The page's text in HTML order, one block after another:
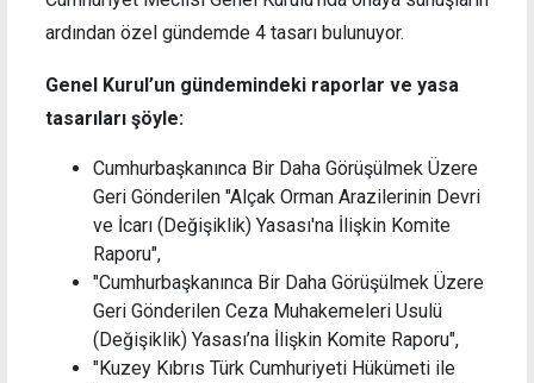
ardından özel gündemde 4 tasarı bulunuyor.
Genel Kurul’un gündemindeki raporlar ve yasa
tasarıları şöyle:
Cumhurbaşkanınca Bir Daha Görüşülmek Üzere
Geri Gönderilen "Alçak Orman Arazilerinin Devri
ve İcarı (Değişiklik) Yasası'na İlişkin Komite
Raporu",
"Cumhurbaşkanınca Bir Daha Görüşülmek Üzere
Geri Gönderilen Ceza Muhakemeleri Usulü
(Değişiklik) Yasası’na İlişkin Komite Raporu",
"Kuzey Kıbrıs Türk Cumhuriyeti Hükümeti ile